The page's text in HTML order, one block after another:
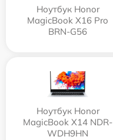
Ноутбук Honor
MagicBook X16 Pro
BRN-G56
Ноутбук Honor
MagicBook X14 NDR-
WDH9HN